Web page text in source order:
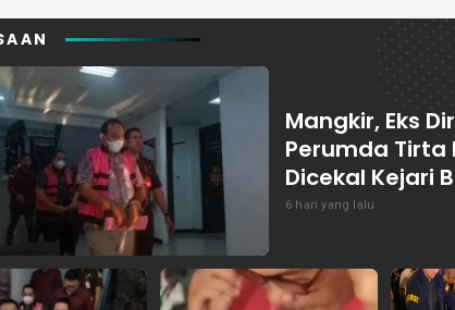
Mangkir, Eks
Perumda Tirta
Dicekal Kejari
6 hari yang lalu